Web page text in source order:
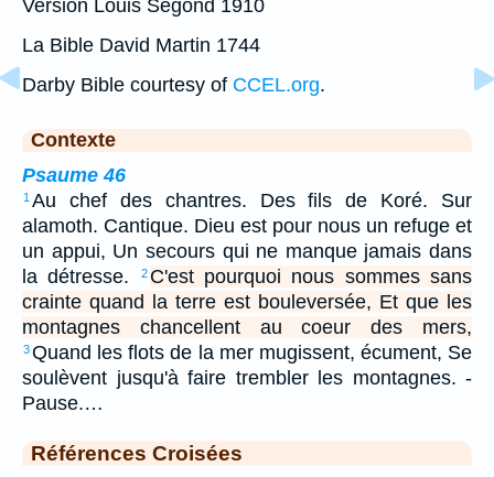
Version Louis Segond 1910
La Bible David Martin 1744
Darby Bible courtesy of CCEL.org.
Contexte
Psaume 46
1 Au chef des chantres. Des fils de Koré. Sur
alamoth. Cantique. Dieu est pour nous un refuge et
un appui, Un secours qui ne manque jamais dans
la détresse.
2 C'est pourquoi nous sommes sans
crainte quand la terre est bouleversée, Et que les
montagnes chancellent au coeur des mers,
3Quand les flots de la mer mugissent, écument, Se
soulèvent jusqu'à faire trembler les montagnes. -
Pause.…
Références Croisées